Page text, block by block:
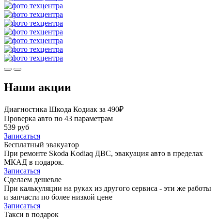
Наши акции
Диагностика Шкода Кодиак за 490₽
Проверка авто по 43 параметрам
539 руб
Записаться
Бесплатный эвакуатор
При ремонте Skoda Kodiaq ДВС, эвакуация авто в пределах
МКАД в подарок.
Записаться
Сделаем дешевле
При калькуляции на руках из другого сервиса - эти же работы
и запчасти по более низкой цене
Записаться
Такси в подарок